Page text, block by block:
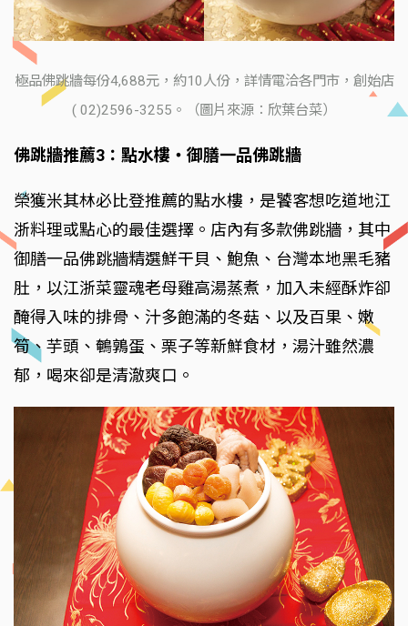
極品佛跳牆每份4,688元，約10人份，詳情電洽各門市，創始店
( 02)2596-3255。（圖片來源：欣葉台菜）
佛跳牆推薦3：點水樓‧御膳一品佛跳牆
榮獲米其林必比登推薦的點水樓，是饕客想吃道地江
浙料理或點心的最佳選擇。店內有多款佛跳牆，其中
御膳一品佛跳牆精選鮮干貝、鮑魚、台灣本地黑毛豬
肚，以江浙菜靈魂老母雞高湯蒸煮，加入未經酥炸卻
醃得入味的排骨、汁多飽滿的冬菇、以及百果、嫩
筍、芋頭、鵪鶉蛋、栗子等新鮮食材，湯汁雖然濃
郁，喝來卻是清澈爽口。